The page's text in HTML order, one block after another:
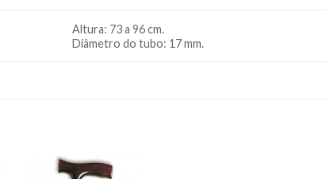
Altura: 73 a 96 cm.
Diâmetro do tubo: 17 mm.